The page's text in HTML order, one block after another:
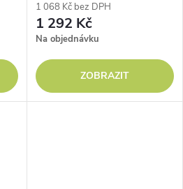
1 068 Kč bez DPH
1 292 Kč
Na objednávku
ZOBRAZIT